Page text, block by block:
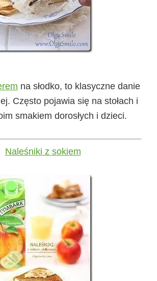
na słodko, to klasyczne danie
Często pojawia się na stołach i
smakiem dorosłych i dzieci.
Naleśniki z sokiem